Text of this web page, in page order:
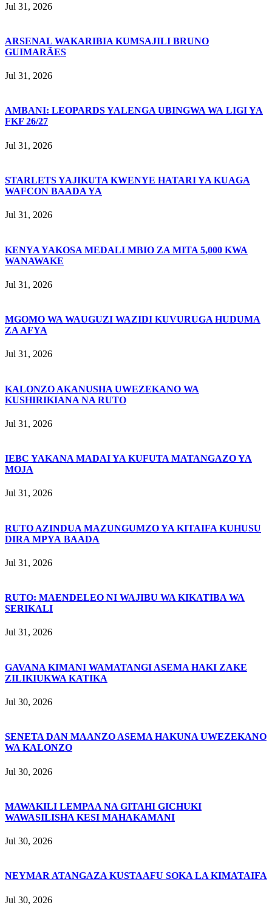
Jul 31, 2026
ARSENAL WAKARIBIA KUMSAJILI BRUNO
GUIMARÃES
Jul 31, 2026
AMBANI: LEOPARDS YALENGA UBINGWA WA LIGI YA
FKF 26/27
Jul 31, 2026
STARLETS YAJIKUTA KWENYE HATARI YA KUAGA
WAFCON BAADA YA
Jul 31, 2026
KENYA YAKOSA MEDALI MBIO ZA MITA 5,000 KWA
WANAWAKE
Jul 31, 2026
MGOMO WA WAUGUZI WAZIDI KUVURUGA HUDUMA
ZA AFYA
Jul 31, 2026
KALONZO AKANUSHA UWEZEKANO WA
KUSHIRIKIANA NA RUTO
Jul 31, 2026
IEBC YAKANA MADAI YA KUFUTA MATANGAZO YA
MOJA
Jul 31, 2026
RUTO AZINDUA MAZUNGUMZO YA KITAIFA KUHUSU
DIRA MPYA BAADA
Jul 31, 2026
RUTO: MAENDELEO NI WAJIBU WA KIKATIBA WA
SERIKALI
Jul 31, 2026
GAVANA KIMANI WAMATANGI ASEMA HAKI ZAKE
ZILIKIUKWA KATIKA
Jul 30, 2026
SENETA DAN MAANZO ASEMA HAKUNA UWEZEKANO
WA KALONZO
Jul 30, 2026
MAWAKILI LEMPAA NA GITAHI GICHUKI
WAWASILISHA KESI MAHAKAMANI
Jul 30, 2026
NEYMAR ATANGAZA KUSTAAFU SOKA LA KIMATAIFA
Jul 30, 2026